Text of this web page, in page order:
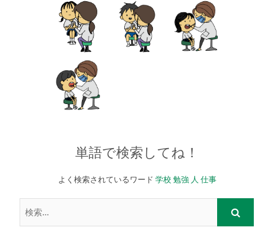
単語で検索してね！
よく検索されているワード 学校 勉強 人 仕事